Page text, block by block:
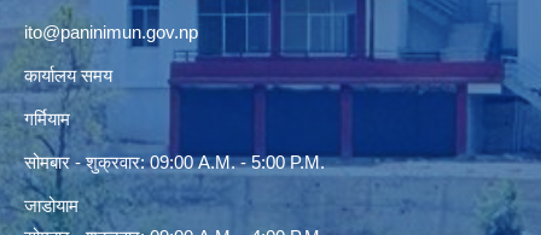
ito@paninimun.gov.np
कार्यालय समय
गर्मियाम
सोमबार - शुक्रवार: 09:00 A.M. - 5:00 P.M.
जाडोयाम